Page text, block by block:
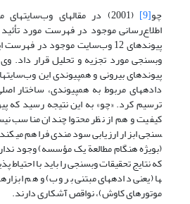
چو[9] (2001) در مقاله­ای
پیوندهای 12 وب‌سایت موجود در
وب­سنجی مورد تجزیه و تحلیل قرار داد. وی
پیوندهای بیرونی و هم­پیوندی این
داده­های مربوط به هم­پیوندی، ساختار
ترسیم کرد. «چو» به این نتیجه رسید که
کیفیت و هم از نظر محتوا چندان مناسب
سنجی ابزار ارزیابی سودمندی فراهم
(بویژه هنگام مطالعة یک مؤسسه) وجود
که نتایج تحقیقات وب­سنجی را باید با احتیاط
ها (یعنی داده­های مبتنی بر وب) و هم
موتورهای کاوش)، نواقص آشکاری دارند.